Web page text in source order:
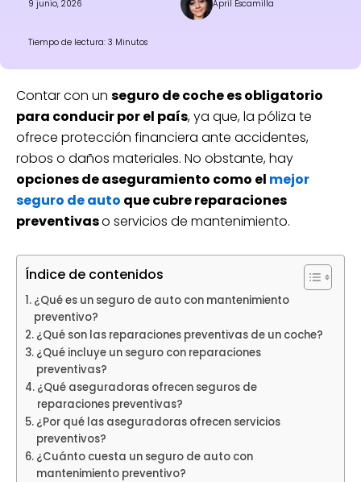
9 junio, 2026 April Escamilla
Tiempo de lectura: 3 Minutos
Contar con un seguro de coche es obligatorio
para conducir por el país, ya que, la póliza te
ofrece protección financiera ante accidentes,
robos o daños materiales. No obstante, hay
opciones de aseguramiento como el mejor
seguro de auto que cubre reparaciones
preventivaso servicios de mantenimiento.
Índice de contenidos
¿Qué es un seguro de auto con mantenimiento
preventivo?
¿Qué son las reparaciones preventivas de un coche?
¿Qué incluye un seguro con reparaciones
preventivas?
¿Qué aseguradoras ofrecen seguros de
reparaciones preventivas?
¿Por qué las aseguradoras ofrecen servicios
preventivos?
¿Cuánto cuesta un seguro de auto con
mantenimiento preventivo?